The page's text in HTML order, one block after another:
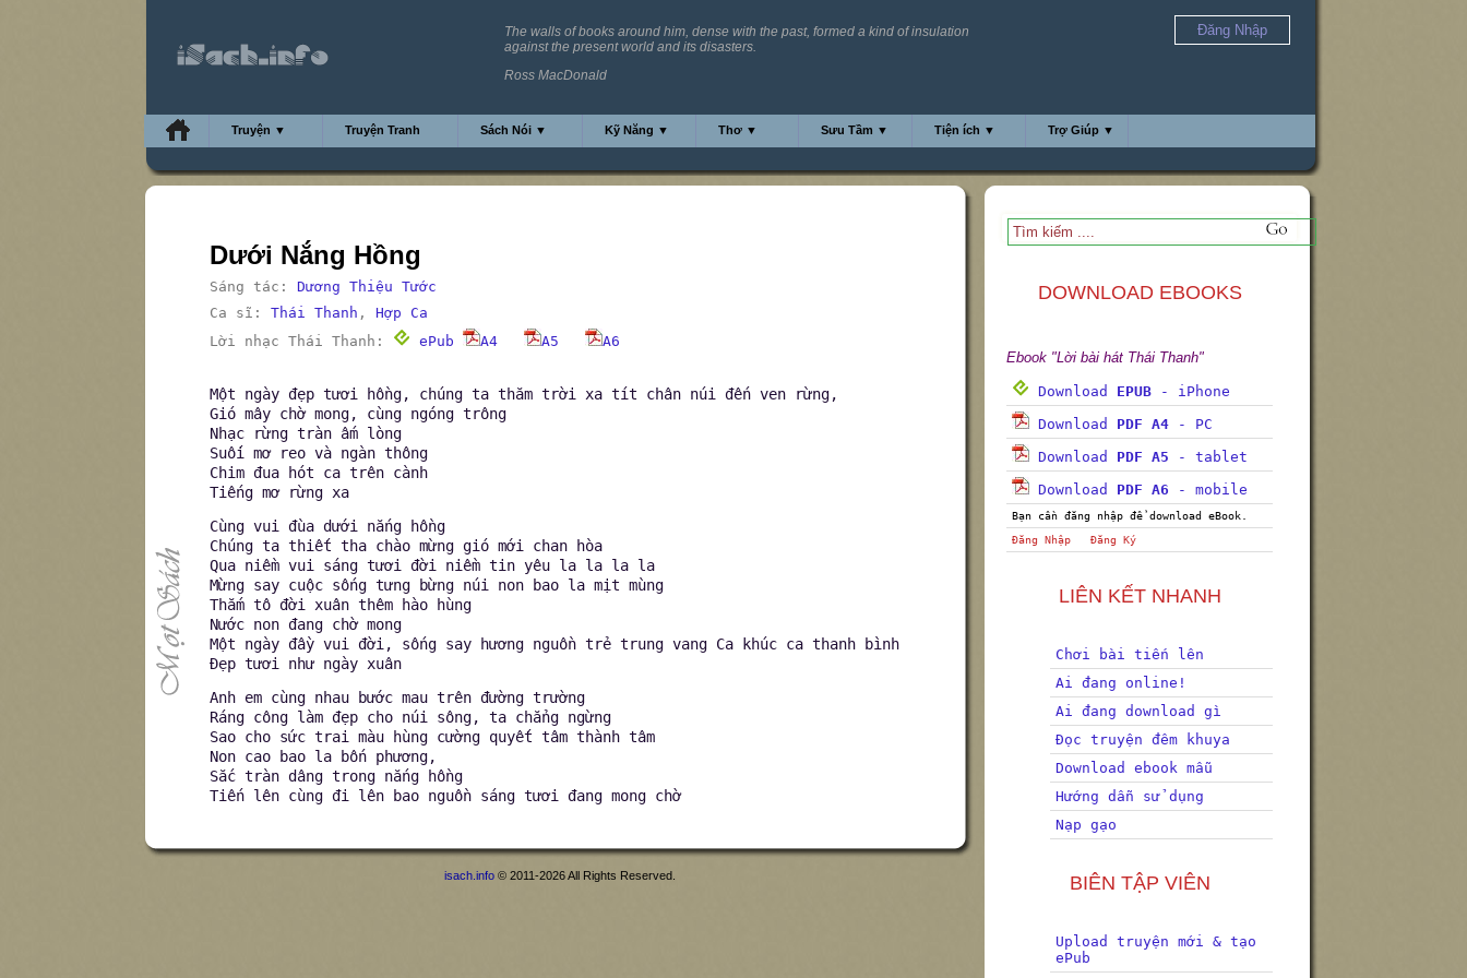
The walls of books around him, dense with the past, formed a kind of insulation
against the present world and its disasters.
Ross MacDonald
Đăng Nhập
Truyện ▼ Truyện Tranh Sách Nói ▼ Kỹ Năng ▼ Thơ ▼ Sưu Tầm ▼ Tiện ích ▼ Trợ Giúp ▼
DOWNLOAD EBOOKS
Ebook "Lời bài hát Thái Thanh"
Download EPUB - iPhone
Download PDF A4 - PC
Download PDF A5 - tablet
Download PDF A6 - mobile
Bạn cần đăng nhập để download eBook.
Đăng Nhập
Đăng Ký
LIÊN KẾT NHANH
Chơi bài tiến lên
Ai đang online!
Ai đang download gì
Đọc truyện đêm khuya
Download ebook mẫu
Hướng dẫn sử dụng
Nạp gạo
BIÊN TẬP VIÊN
Upload truyện mới & tạo
ePub
Dưới Nắng Hồng
Sáng tác: Dương Thiệu Tước
Ca sĩ: Thái Thanh , Hợp Ca
Lời nhạc Thái Thanh:
ePub A4 A5 A6
Một ngày đẹp tươi hồng, chúng ta thăm trời xa tít chân núi đến ven rừng,
Gió mây chờ mong, cùng ngóng trông
Nhạc rừng tràn ấm lòng
Suối mơ reo và ngàn thông
Chim đua hót ca trên cành
Tiếng mơ rừng xa
Cùng vui đùa dưới nắng hồng
Chúng ta thiết tha chào mừng gió mới chan hòa
Qua niềm vui sáng tươi đời niềm tin yêu la la la la
Mừng say cuộc sống tưng bừng núi non bao la mịt mùng
Thắm tô đời xuân thêm hào hùng
Nước non đang chờ mong
Một ngày đầy vui đời, sống say hương nguồn trẻ trung vang Ca khúc ca thanh bình
Đẹp tươi như ngày xuân
Anh em cùng nhau bước mau trên đường trường
Ráng công làm đẹp cho núi sông, ta chẳng ngừng
Sao cho sức trai màu hùng cường quyết tâm thành tâm
Non cao bao la bốn phương,
Sắc tràn dâng trong nắng hồng
Tiến lên cùng đi lên bao nguồn sáng tươi đang mong chờ
isach.info © 2011-2026 All Rights Reserved.